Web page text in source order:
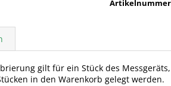
gilt für ein Stück des
in den Warenkorb gelegt werden.